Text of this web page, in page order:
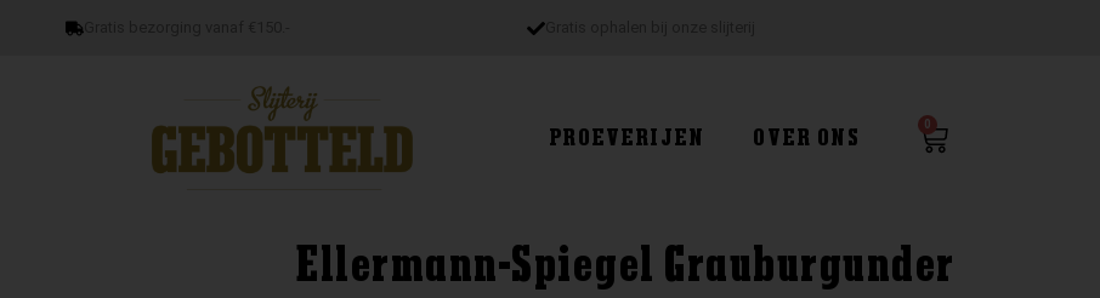
PROEVERIJEN OVER ONS
0
Winkelwagen
Ellermann-Spiegel Grauburgunder